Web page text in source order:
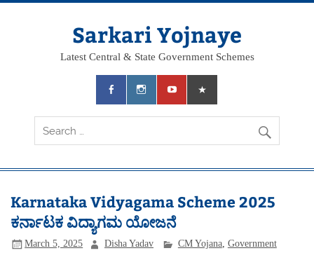
Skip
Sarkari Yojnaye
Latest Central & State Government Schemes
Karnataka Vidyagama Scheme 2025
ಕರ್ನಾಟಕ ವಿದ್ಯಾಗಮ ಯೋಜನೆ
March 5, 2025 Disha Yadav CM Yojana, Government